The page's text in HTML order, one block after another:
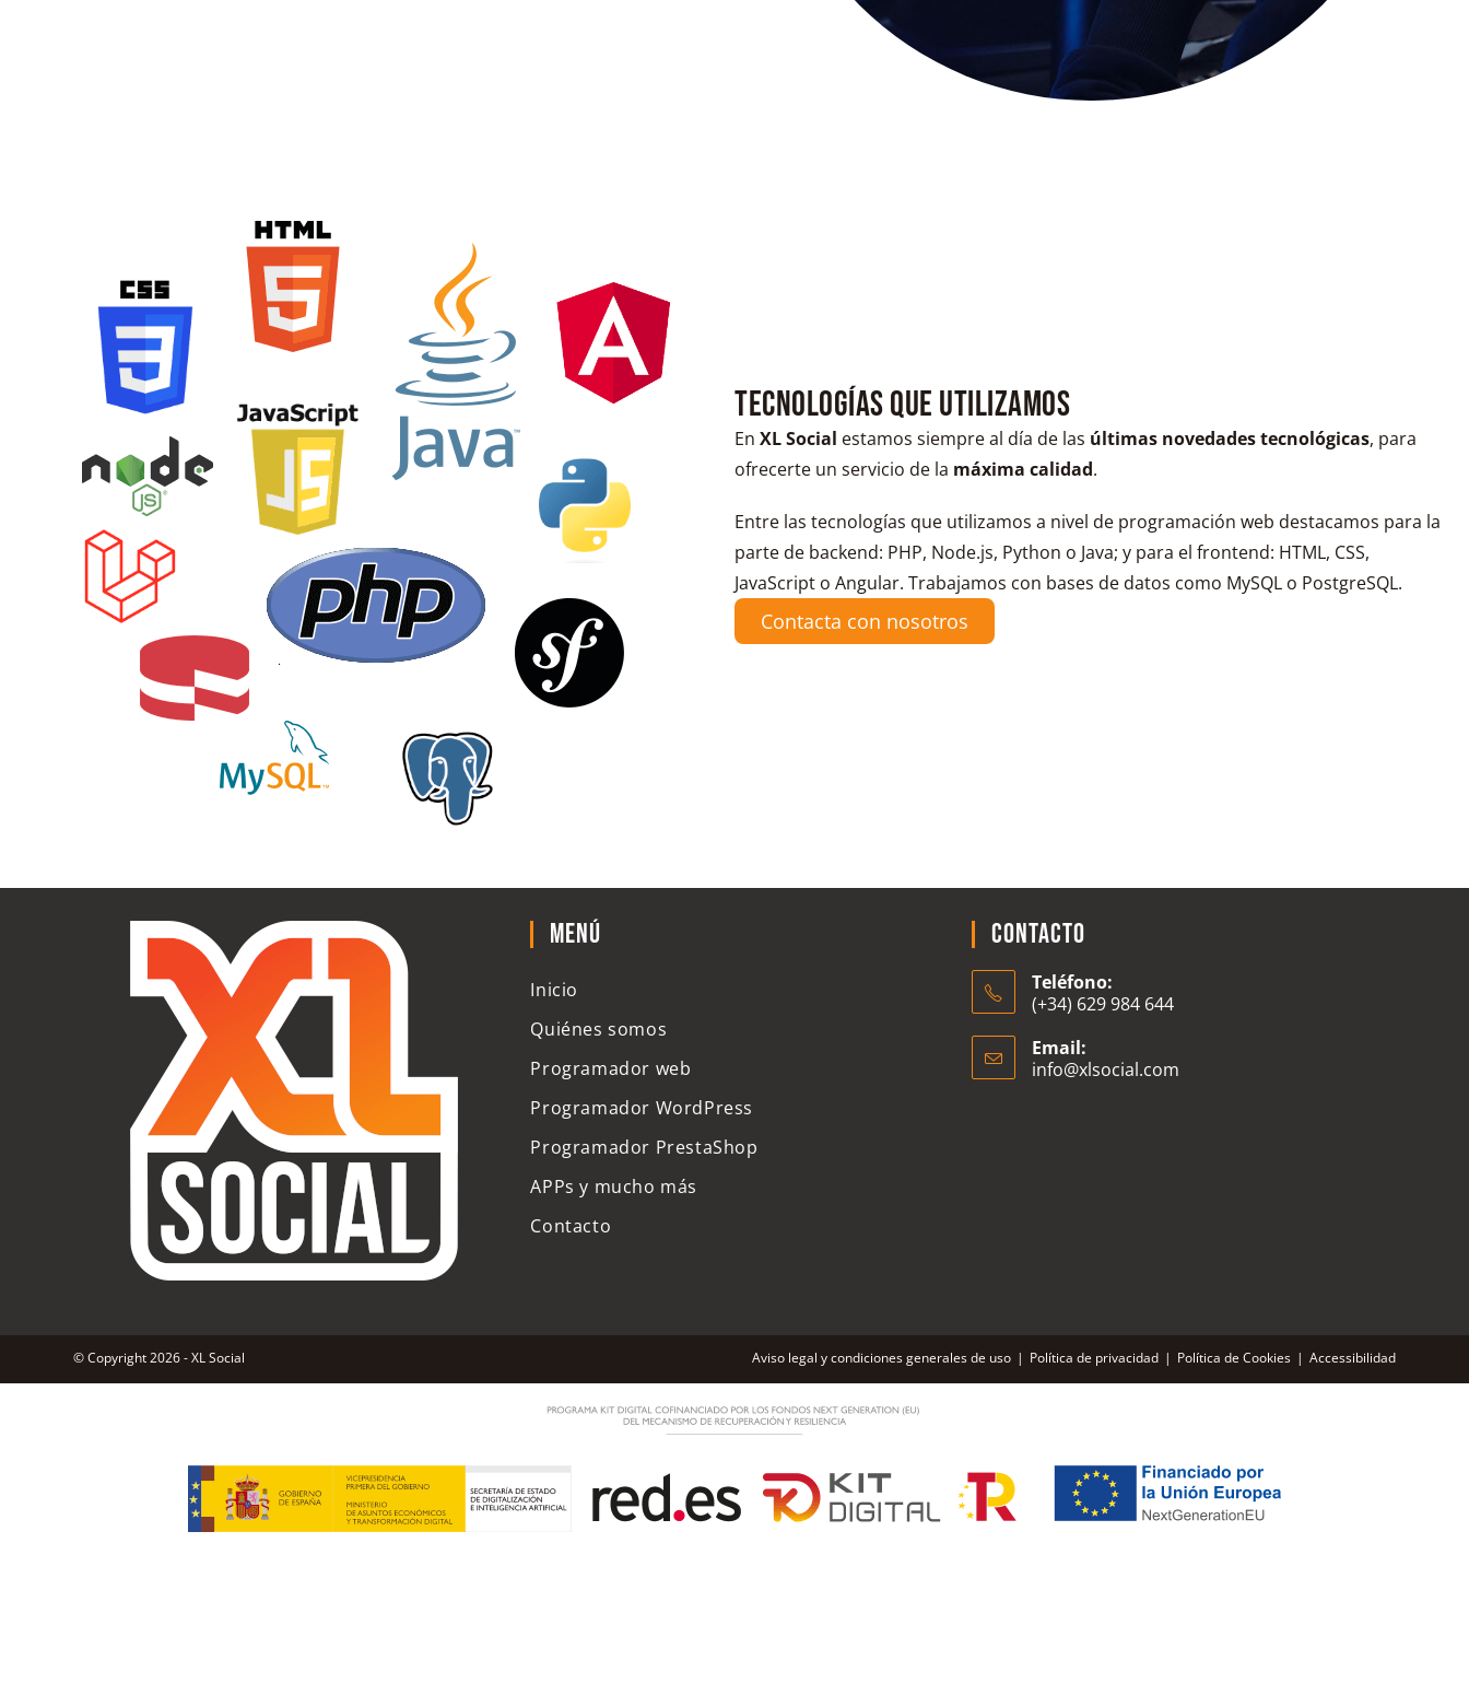
Tecnologías que utilizamos
En XL Social estamos siempre al día de las últimas novedades tecnológicas, para
ofrecerte un servicio de la máxima calidad.
Entre las tecnologías que utilizamos a nivel de programación web destacamos para la
parte de backend: PHP, Node.js, Python o Java; y para el frontend: HTML, CSS,
JavaScript o Angular. Trabajamos con bases de datos como MySQL o PostgreSQL.
Contacta con nosotros
Menú
Inicio
Quiénes somos
Programador web
Programador WordPress
Programador PrestaShop
APPs y mucho más
Contacto
Contacto
Teléfono:
(+34) 629 984 644
Email:
info@xlsocial.com
Aviso legal y condiciones generales de uso Política de privacidad Política de Cookies Accessibilidad
© Copyright 2026 - XL Social